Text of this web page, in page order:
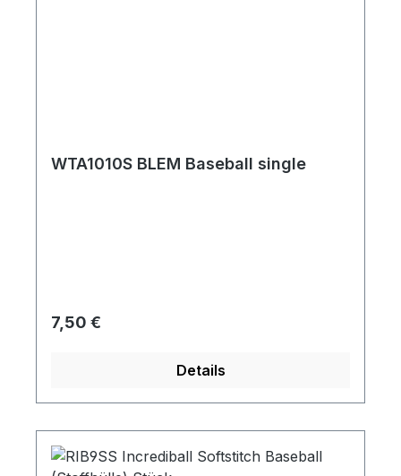
WTA1010S BLEM Baseball single
Regulärer Preis:
7,50 €
Details